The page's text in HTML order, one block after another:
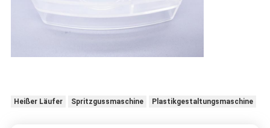
Heißer Läufer Spritzgussmaschine Plastikgestaltungsmaschine